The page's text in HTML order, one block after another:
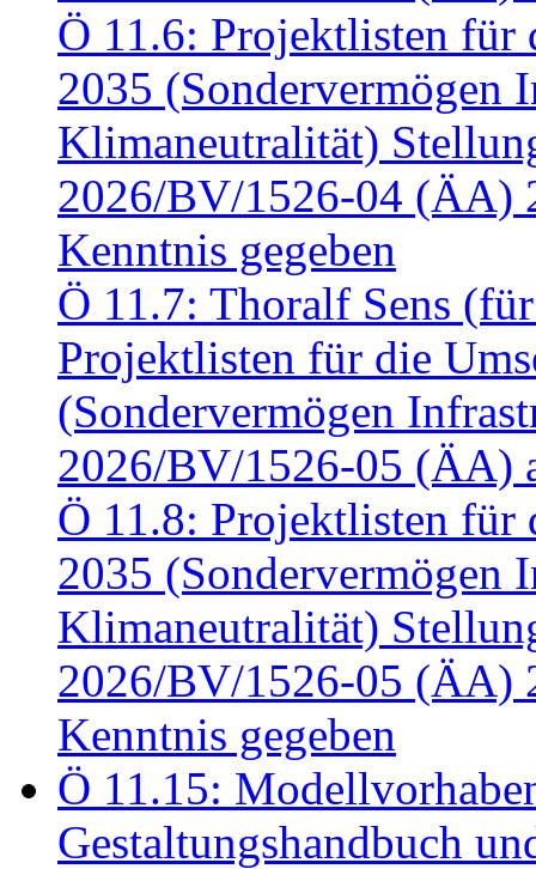
Ö 11.6: Projektlisten für
2035 (Sondervermögen
Klimaneutralität)
2026/BV/1526-04 (ÄA)
Kenntnis gegeben
Ö 11.7: Thoralf Sens
Projektlisten für die
(Sondervermögen
2026/BV/1526-05 (ÄA)
Ö 11.8: Projektlisten für
2035 (Sondervermögen
Klimaneutralität)
2026/BV/1526-05 (ÄA)
Kenntnis gegeben
Ö 11.15:
Gestaltungshandbuch